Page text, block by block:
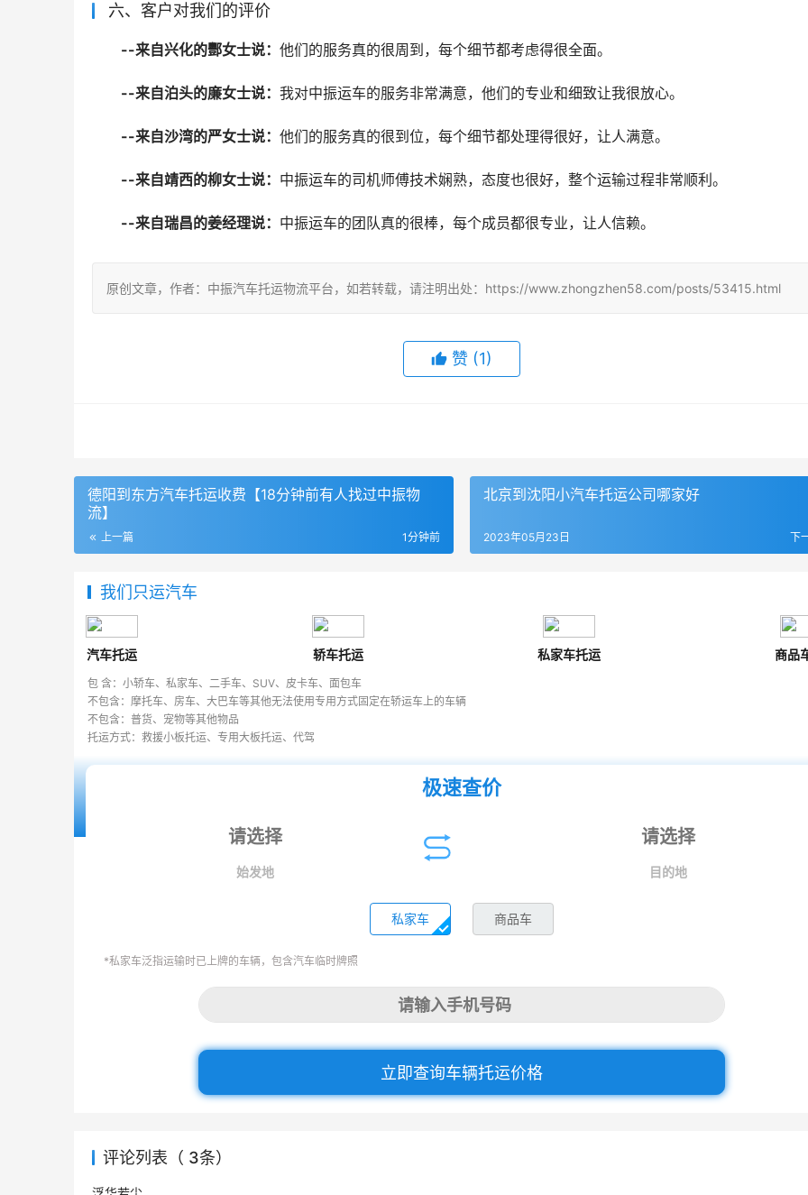
六、客户对我们的评价
--来自兴化的酆女士说： 他们的服务真的很周到，每个细节都考虑得很全面。
--来自泊头的廉女士说： 我对中振运车的服务非常满意，他们的专业和细致让我很放心。
--来自沙湾的严女士说： 他们的服务真的很到位，每个细节都处理得很好，让人满意。
--来自靖西的柳女士说： 中振运车的司机师傅技术娴熟，态度也很好，整个运输过程非常顺利。
--来自瑞昌的姜经理说： 中振运车的团队真的很棒，每个成员都很专业，让人信赖。
原创文章，作者：中振汽车托运物流平台，如若转载，请注明出处：https://www.zhongzhen58.com/posts/53415.html
赞 (1)
德阳到东方汽车托运收费【18分钟前有人找过中振物
流】
上一篇 1分钟前
北京到沈阳小汽车托运公司哪家好
下
2023年05月23日
我们只运汽车
汽车托运 轿车托运 私家车托运 商品
包 含：小轿车、私家车、二手车、SUV、皮卡车、面包车
不包含：摩托车、房车、大巴车等其他无法使用专用方式固定在轿运车上的车辆
不包含：普货、宠物等其他物品
托运方式：救援小板托运、专用大板托运、代驾
极速查价
始发地 目的地
私家车 商品车
*私家车泛指运输时已上牌的车辆，包含汽车临时牌照
立即查询车辆托运价格
评论列表（ 3条）